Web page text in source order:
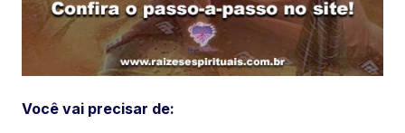
Você vai precisar de: